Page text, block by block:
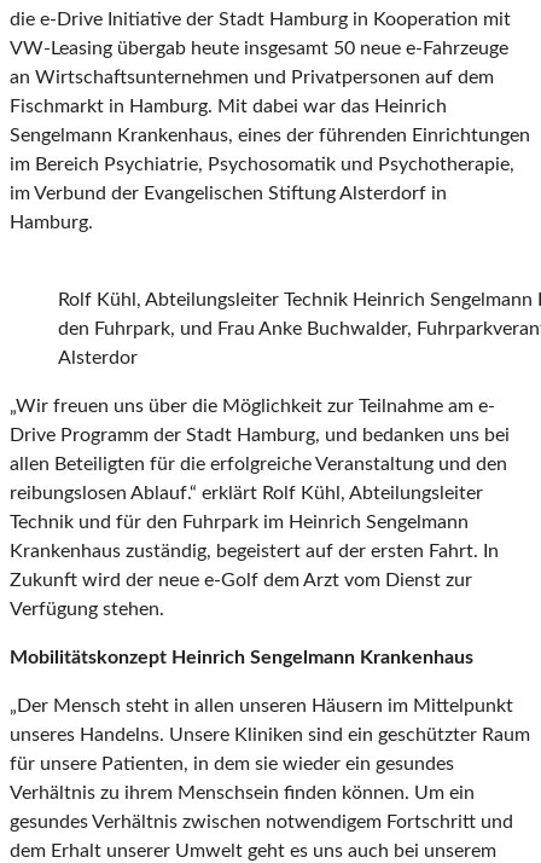
die e-Drive Initiative der Stadt Hamburg in Kooperation mit
VW-Leasing übergab heute insgesamt 50 neue e-Fahrzeuge
an Wirtschaftsunternehmen und Privatpersonen auf dem
Fischmarkt in Hamburg. Mit dabei war das Heinrich
Sengelmann Krankenhaus, eines der führenden Einrichtungen
im Bereich Psychiatrie, Psychosomatik und Psychotherapie,
im Verbund der Evangelischen Stiftung Alsterdorf in
Hamburg.
Rolf Kühl, Abteilungsleiter Technik Heinrich
den Fuhrpark, und Frau Anke Buchwalder,
Alsterdor
„Wir freuen uns über die Möglichkeit zur Teilnahme am e-
Drive Programm der Stadt Hamburg, und bedanken uns bei
allen Beteiligten für die erfolgreiche Veranstaltung und den
reibungslosen Ablauf.“ erklärt Rolf Kühl, Abteilungsleiter
Technik und für den Fuhrpark im Heinrich Sengelmann
Krankenhaus zuständig, begeistert auf der ersten Fahrt. In
Zukunft wird der neue e-Golf dem Arzt vom Dienst zur
Verfügung stehen.
Mobilitätskonzept Heinrich Sengelmann Krankenhaus
„Der Mensch steht in allen unseren Häusern im Mittelpunkt
unseres Handelns. Unsere Kliniken sind ein geschützter Raum
für unsere Patienten, in dem sie wieder ein gesundes
Verhältnis zu ihrem Menschsein finden können. Um ein
gesundes Verhältnis zwischen notwendigem Fortschritt und
dem Erhalt unserer Umwelt geht es uns auch bei unserem